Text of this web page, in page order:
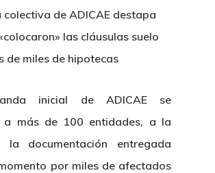
colectiva de ADICAE destapa
las cláusulas suelo
de miles de hipotecas
inicial de ADICAE se
a más de 100 entidades, a la
documentación entregada
por miles de afectados